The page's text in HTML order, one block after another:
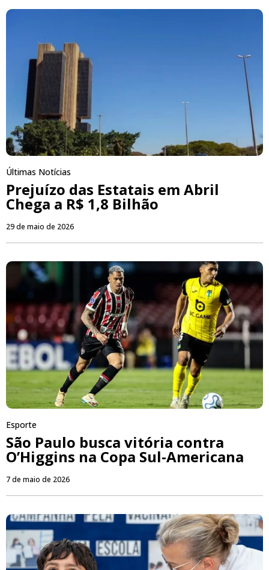
Últimas Notícias
Prejuízo das Estatais em Abril
Chega a R$ 1,8 Bilhão
29 de maio de 2026
Esporte
São Paulo busca vitória contra
O’Higgins na Copa Sul-Americana
7 de maio de 2026